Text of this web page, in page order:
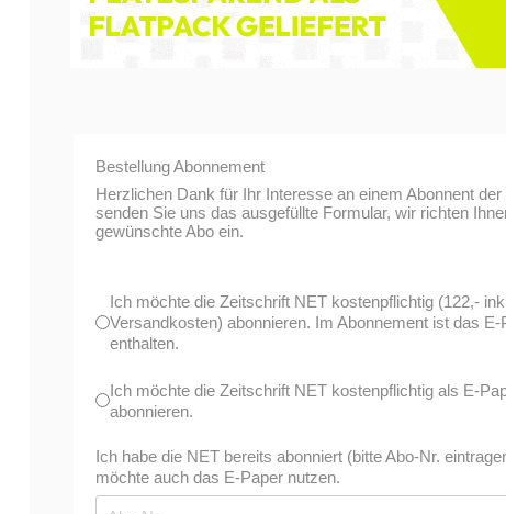
Bestellung Abonnement
Herzlichen Dank für Ihr Interesse an einem Abonnent der
senden Sie uns das ausgefüllte Formular, wir richten
gewünschte Abo ein.
Ich möchte die Zeitschrift NET kostenpflichtig (122,-
Versandkosten) abonnieren. Im Abonnement ist das E-
enthalten.
Ich möchte die Zeitschrift NET kostenpflichtig als E-
abonnieren.
Ich habe die NET bereits abonniert (bitte Abo-Nr.
möchte auch das E-Paper nutzen.